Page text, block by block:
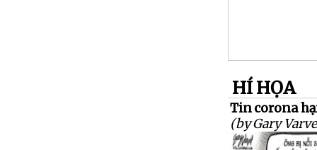
HÍ HỌA
Tin corona
(by Gary